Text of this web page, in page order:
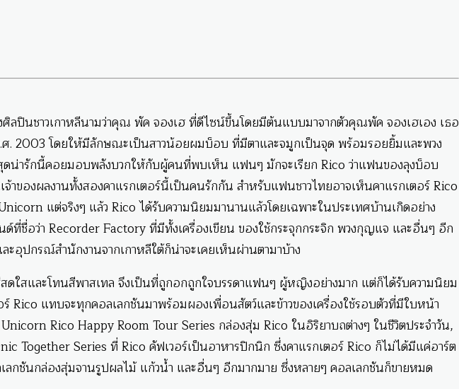
ศิลปินชาวเกาหลีนามว่าคุณ พัค จองเฮ ที่ดีไซน์ขึ้นโดยมีต้นแบบมาจากตัวคุณพัค จองเฮเอง เธอ
.ศ. 2003 โดยให้มีลักษณะเป็นสาวน้อยผมบ็อบ ที่มีตาและจมูกเป็นจุด พร้อมรอยยิ้มและพวง
ดน่ารักนี้คอยมอบพลังบวกให้กับผู้คนที่พบเห็น แฟนๆ มักจะเรียก Rico ว่าแฟนของลุงบ็อบ
ของผลงานทั้งสองคาแรกเตอร์นี้เป็นคนรักกัน สำหรับแฟนชาวไทยอาจเห็นคาแรกเตอร์ Rico
แต่จริงๆ แล้ว Rico ได้รับความนิยมมานานแล้วโดยเฉพาะในประเทศบ้านเกิดอย่าง
ที่ชื่อว่า Recorder Factory ที่มีทั้งเครื่องเขียน ของใช้กระจุกกระจิก พวงกุญแจ และอื่นๆ อีก
อุปกรณ์สำนักงานจากเกาหลีใต้ก็น่าจะเคยเห็นผ่านตามาบ้าง
ใสและโทนสีพาสเทล จึงเป็นที่ถูกอกถูกใจบรรดาแฟนๆ ผู้หญิงอย่างมาก แต่ก็ได้รับความนิยม
แทบจะทุกคอลเลกชันมาพร้อมผองเพื่อนสัตว์และข้าวของเครื่องใช้รอบตัวที่มีใบหน้า
Rico Happy Room Tour Series กล่องสุ่ม Rico ในอิริยาบถต่างๆ ในชีวิตประจำวัน,
Together Series ที่ Rico คัฟเวอร์เป็นอาหารปิกนิก ซึ่งคาแรกเตอร์ Rico ก็ไม่ได้มีแค่อาร์ต
กชันกล่องสุ่มจานรูปผลไม้ แก้วน้ำ และอื่นๆ อีกมากมาย ซึ่งหลายๆ คอลเลกชันก็ขายหมด